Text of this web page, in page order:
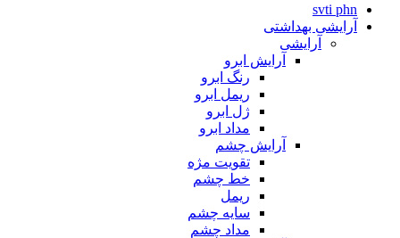
svti phn
آرایشی بهداشتی
آرایشی
آرایش ابرو
رنگ ابرو
ریمل ابرو
ژل ابرو
مداد ابرو
آرایش چشم
تقویت مژه
خط چشم
ریمل
سایه چشم
مداد چشم